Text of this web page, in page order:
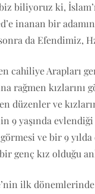
biliyoruz ki,
inanan bir
da Efendimiz,
cahiliye Arapları
rağmen
düzenler ve
9 yaşında
ve bir 9
genç kız olduğu
ilk